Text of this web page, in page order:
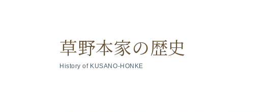
草野本家の歴史
History of KUSANO-HONKE